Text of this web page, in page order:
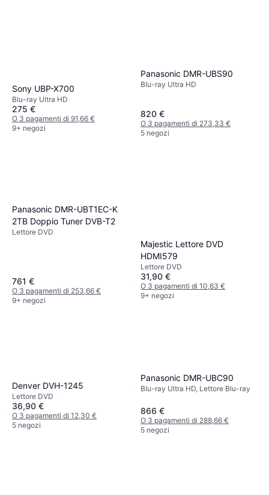
Sony UBP-X700
Blu-ray Ultra HD
275 €
O 3 pagamenti di 91,66 €
9+ negozi
Panasonic DMR-UBS90
Blu-ray Ultra HD
820 €
O 3 pagamenti di 273,33 €
5 negozi
Panasonic DMR-UBT1EC-K
2TB Doppio Tuner DVB-T2
Lettore DVD
761 €
O 3 pagamenti di 253,66 €
9+ negozi
Majestic Lettore DVD
HDMI579
Lettore DVD
31,90 €
O 3 pagamenti di 10,63 €
9+ negozi
Denver DVH-1245
Lettore DVD
36,90 €
O 3 pagamenti di 12,30 €
5 negozi
Panasonic DMR-UBC90
Blu-ray Ultra HD, Lettore Blu-ray
866 €
O 3 pagamenti di 288,66 €
5 negozi